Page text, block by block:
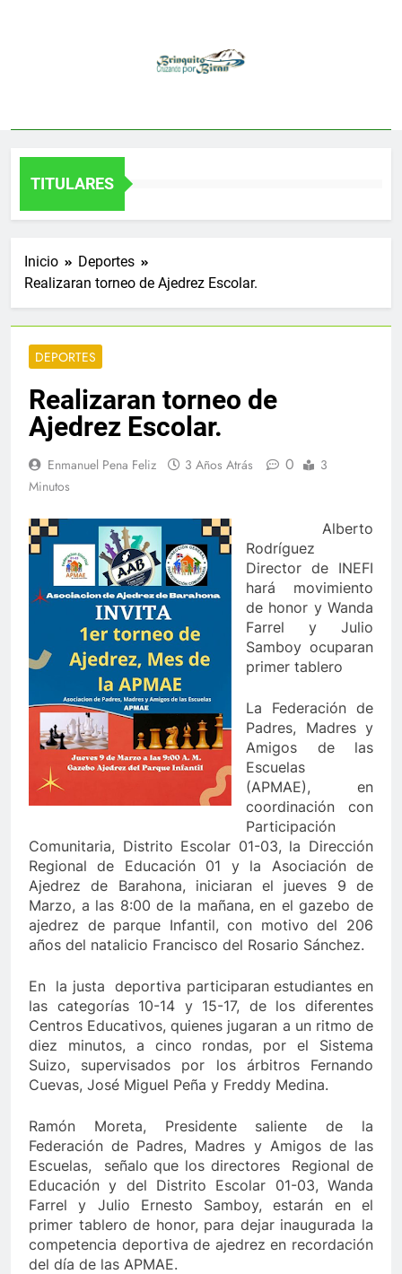
TITULARES
Inicio
Deportes
Realizaran torneo de Ajedrez Escolar.
DEPORTES
Realizaran torneo de
Ajedrez Escolar.
Enmanuel Pena Feliz 3 Años Atrás 0
3
Minutos
Alberto
Rodríguez
Director de INEFI
hará movimiento
de honor y Wanda
Farrel y Julio
Samboy ocuparan
primer tablero
La Federación de
Padres, Madres y
Amigos de las
Escuelas
(APMAE), en
coordinación con
Participación
Comunitaria, Distrito Escolar 01-03, la Dirección
Regional de Educación 01 y la Asociación de
Ajedrez de Barahona, iniciaran el jueves 9 de
Marzo, a las 8:00 de la mañana, en el gazebo de
ajedrez de parque Infantil, con motivo del 206
años del natalicio Francisco del Rosario Sánchez.
En la justa deportiva participaran estudiantes en
las categorías 10-14 y 15-17, de los diferentes
Centros Educativos, quienes jugaran a un ritmo de
diez minutos, a cinco rondas, por el Sistema
Suizo, supervisados por los árbitros Fernando
Cuevas, José Miguel Peña y Freddy Medina.
Ramón Moreta, Presidente saliente de la
Federación de Padres, Madres y Amigos de las
Escuelas, señalo que los directores Regional de
Educación y del Distrito Escolar 01-03, Wanda
Farrel y Julio Ernesto Samboy, estarán en el
primer tablero de honor, para dejar inaugurada la
competencia deportiva de ajedrez en recordación
del día de las APMAE.